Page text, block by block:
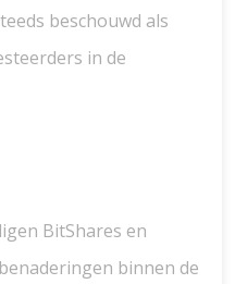
beschouwd als
in de
BitShares en
binnen de